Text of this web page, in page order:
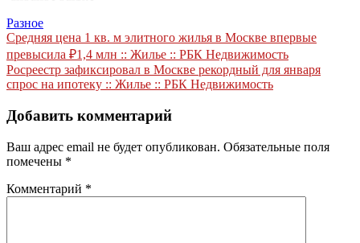
Разное
Навигация
по
записям
Средняя цена 1 кв. м элитного жилья в Москве впервые
превысила ₽1,4 млн :: Жилье :: РБК Недвижимость
Росреестр зафиксировал в Москве рекордный для января
спрос на ипотеку :: Жилье :: РБК Недвижимость
Добавить комментарий
Ваш адрес email не будет опубликован. Обязательные поля
помечены *
Комментарий *